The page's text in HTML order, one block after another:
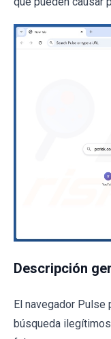
Descripción
El navegador
búsqueda